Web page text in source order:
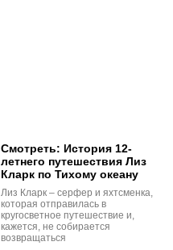
Смотреть: История 12-
летнего путешествия Лиз
Кларк по Тихому океану
Лиз Кларк – серфер и яхтсменка,
которая отправилась в
кругосветное путешествие и,
кажется, не собирается
возвращаться